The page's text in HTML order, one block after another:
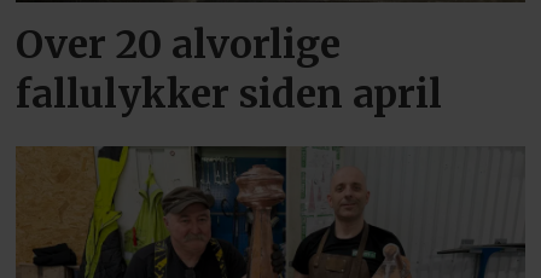
Over 20 alvorlige
fallulykker siden april